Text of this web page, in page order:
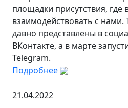
площадки присутствия, где
взаимодействовать с нами.
давно представлены в
ВКонтакте, а в марте
Telegram.
Подробнее
21.04.2022